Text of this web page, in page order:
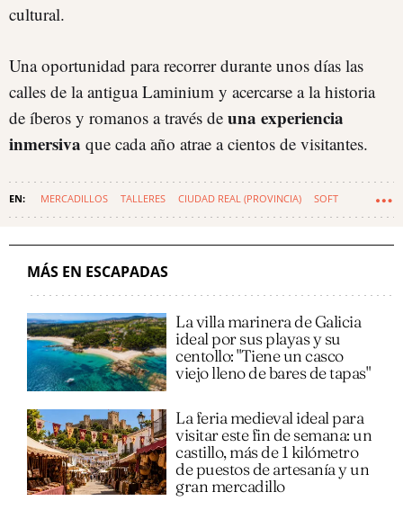
cultural.
Una oportunidad para recorrer durante unos días las
calles de la antigua Laminium y acercarse a la historia
de íberos y romanos a través de una experiencia
inmersiva que cada año atrae a cientos de visitantes.
MERCADILLOS TALLERES CIUDAD REAL (PROVINCIA) SOFT
MÁS EN ESCAPADAS
La villa marinera de Galicia
ideal por sus playas y su
centollo: "Tiene un casco
viejo lleno de bares de tapas"
La feria medieval ideal para
visitar este fin de semana: un
castillo, más de 1 kilómetro
de puestos de artesanía y un
gran mercadillo